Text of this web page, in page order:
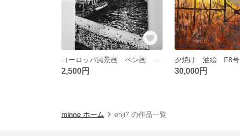
2,500円
夕焼け 油絵 F8号
30,000円
minne ホーム enji7 の作品一覧